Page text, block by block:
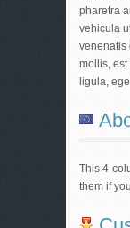
pharetra
vehicula
venenatis
mollis,
ligula,
This 4-
them if